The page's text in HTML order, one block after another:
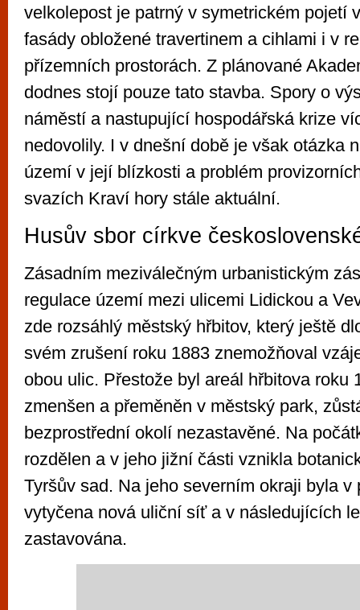
velkolepost je patrný v symetrickém pojetí
fasády obložené travertinem a cihlami i v
přízemních prostorách. Z plánované
dodnes stojí pouze tato stavba. Spory o
náměstí a nastupující hospodářská krize
nedovolily. I v dnešní době je však otázka
území v její blízkosti a problém
svazích Kraví hory stále aktuální.
Husův sbor církve
Zásadním meziválečným urbanistickým
regulace území mezi ulicemi Lidickou a
zde rozsáhlý městský hřbitov, který ještě
svém zrušení roku 1883 znemožňoval
obou ulic. Přestože byl areál hřbitova roku
zmenšen a přeměněn v městský park,
bezprostřední okolí nezastavěné. Na
rozdělen a v jeho jižní části vznikla
Tyršův sad. Na jeho severním okraji byla v
vytyčena nová uliční síť a v následujících
zastavována.